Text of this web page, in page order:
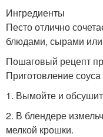
Ингредиенты
Песто отлично
блюдами, сырами или
Пошаговый рецепт
Приготовление
1. Вымойте и
2. В блендере
мелкой крошки.